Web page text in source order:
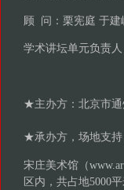
顾 问：栗宪庭 于建
学术讲坛单元负责
★主办方：北京市
★承办方，场地支
宋庄美术馆（
区内，共占地5000